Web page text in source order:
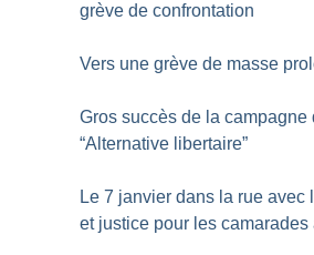
grève de confrontation
Vers une grève de masse
Gros succès de la campagne
“Alternative libertaire”
Le 7 janvier dans la rue avec
et justice pour les